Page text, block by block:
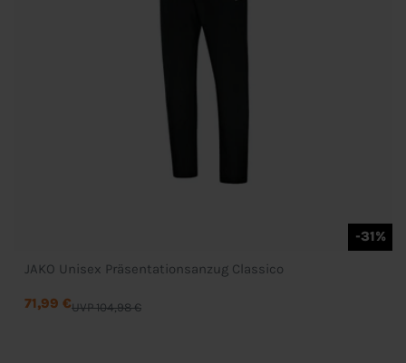
-31%
JAKO Unisex Präsentationsanzug Classico
UVP 104,98 €
71,99 €